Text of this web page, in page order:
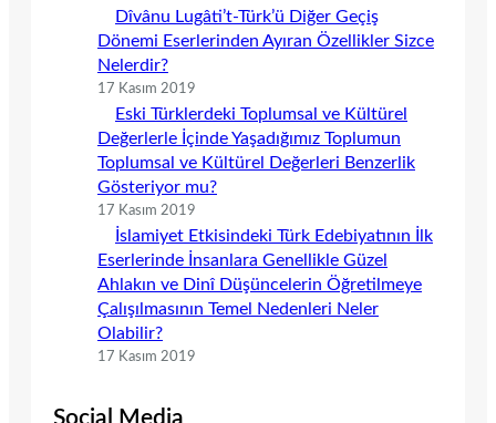
Dîvânu Lugâti’t-Türk’ü Diğer Geçiş
Dönemi Eserlerinden Ayıran Özellikler Sizce
Nelerdir?
17 Kasım 2019
Eski Türklerdeki Toplumsal ve Kültürel
Değerlerle İçinde Yaşadığımız Toplumun
Toplumsal ve Kültürel Değerleri Benzerlik
Gösteriyor mu?
17 Kasım 2019
İslamiyet Etkisindeki Türk Edebiyatının İlk
Eserlerinde İnsanlara Genellikle Güzel
Ahlakın ve Dinî Düşüncelerin Öğretilmeye
Çalışılmasının Temel Nedenleri Neler
Olabilir?
17 Kasım 2019
Social Media